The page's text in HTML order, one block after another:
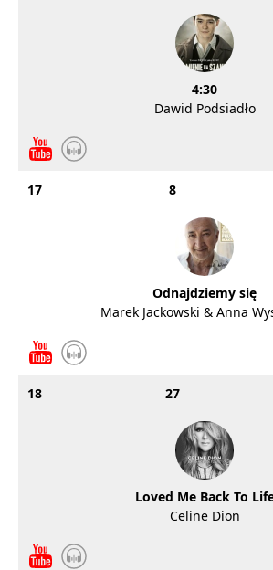
4:30
Dawid Podsiadło
17 8
Odnajdziemy się
Marek Jackowski & Anna
18 27
Loved Me Back To
Celine Dion